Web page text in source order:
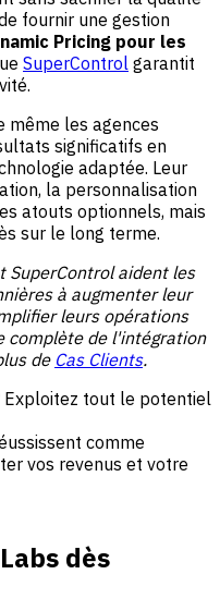
fournir une gestion
Pricing pour les
SuperControl garantit
même les agences
significatifs en
adaptée. Leur
la personnalisation
atouts optionnels, mais
sur le long terme.
SuperControl aident les
à augmenter leur
leurs opérations
complète de l'intégration
de Cas Clients.
Exploitez tout le potentiel
comme
vos revenus et votre
dès